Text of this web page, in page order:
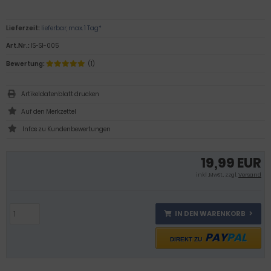
19,99 EUR
inkl .MwSt., zzgl.Versand
IN DEN WARENKORB
DIREKT ZU PAYPAL
Lieferzeit: lieferbar, max. 1 Tag*
Art.Nr.: IS-SI-005
Bewertung:
(1)
Artikeldatenblatt drucken
Infos zu Kundenbewertungen